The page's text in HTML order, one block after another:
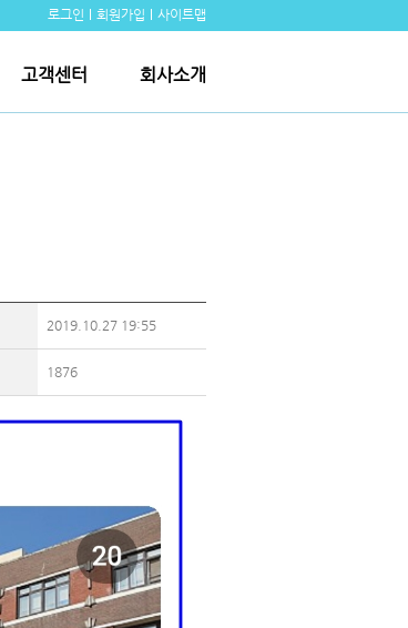
로그인 회원가입 사이트맵
고객센터 회사소개
2019.10.27 19:55
1876